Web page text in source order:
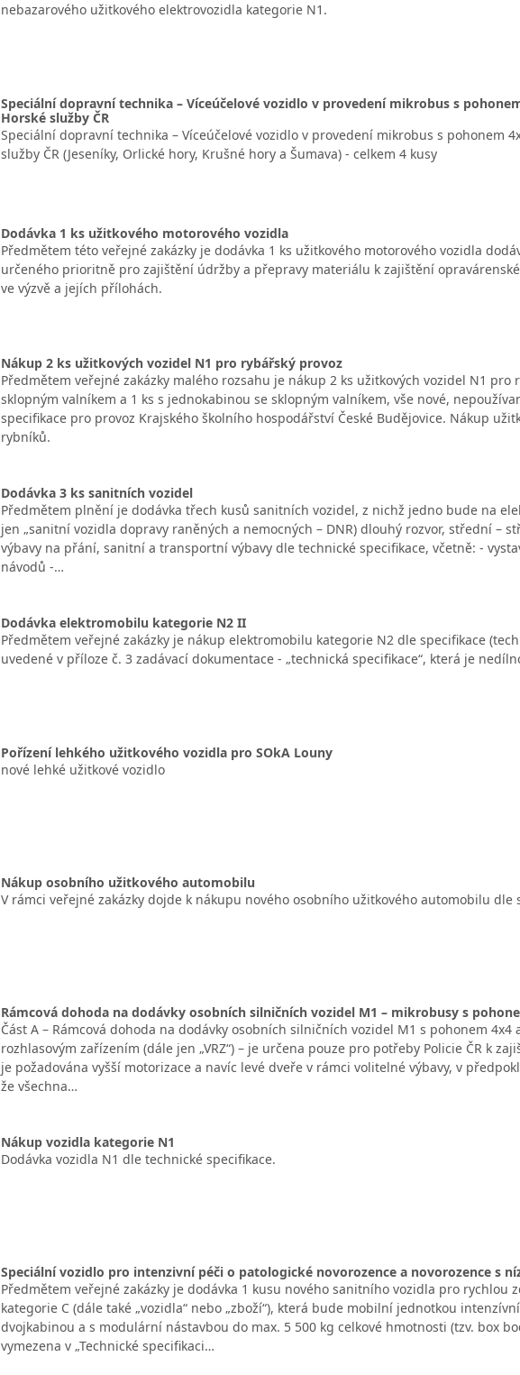
nebazarového užitkového elektrovozidla kategorie N1.
Speciální dopravní technika – Víceúčelové vozidlo v provedení mikrobus s
Horské služby ČR
Speciální dopravní technika – Víceúčelové vozidlo v provedení mikrobus s pohonem
služby ČR (Jeseníky, Orlické hory, Krušné hory a Šumava) - celkem 4 kusy
Dodávka 1 ks užitkového motorového vozidla
Předmětem této veřejné zakázky je dodávka 1 ks užitkového motorového vozidla
určeného prioritně pro zajištění údržby a přepravy materiálu k zajištění
ve výzvě a jejích přílohách.
Nákup 2 ks užitkových vozidel N1 pro rybářský provoz
Předmětem veřejné zakázky malého rozsahu je nákup 2 ks užitkových vozidel N1 pro
sklopným valníkem a 1 ks s jednokabinou se sklopným valníkem, vše nové,
specifikace pro provoz Krajského školního hospodářství České Budějovice. Nákup
rybníků.
Dodávka 3 ks sanitních vozidel
Předmětem plnění je dodávka třech kusů sanitních vozidel, z nichž jedno bude na
jen „sanitní vozidla dopravy raněných a nemocných – DNR) dlouhý rozvor, střední –
výbavy na přání, sanitní a transportní výbavy dle technické specifikace, včetně: -
návodů -…
Dodávka elektromobilu kategorie N2 II
Předmětem veřejné zakázky je nákup elektromobilu kategorie N2 dle specifikace
uvedené v příloze č. 3 zadávací dokumentace - „technická specifikace“, která je
Pořízení lehkého užitkového vozidla pro SOkA Louny
nové lehké užitkové vozidlo
Nákup osobního užitkového automobilu
V rámci veřejné zakázky dojde k nákupu nového osobního užitkového automobilu dle
Rámcová dohoda na dodávky osobních silničních vozidel M1 – mikrobusy s
Část A – Rámcová dohoda na dodávky osobních silničních vozidel M1 s pohonem 4x4
rozhlasovým zařízením (dále jen „VRZ“) – je určena pouze pro potřeby Policie ČR k
je požadována vyšší motorizace a navíc levé dveře v rámci volitelné výbavy, v
že všechna…
Nákup vozidla kategorie N1
Dodávka vozidla N1 dle technické specifikace.
Speciální vozidlo pro intenzivní péči o patologické novorozence a novorozence s
Předmětem veřejné zakázky je dodávka 1 kusu nového sanitního vozidla pro rychlou
kategorie C (dále také „vozidla“ nebo „zboží“), která bude mobilní jednotkou
dvojkabinou a s modulární nástavbou do max. 5 500 kg celkové hmotnosti (tzv. box
vymezena v „Technické specifikaci…